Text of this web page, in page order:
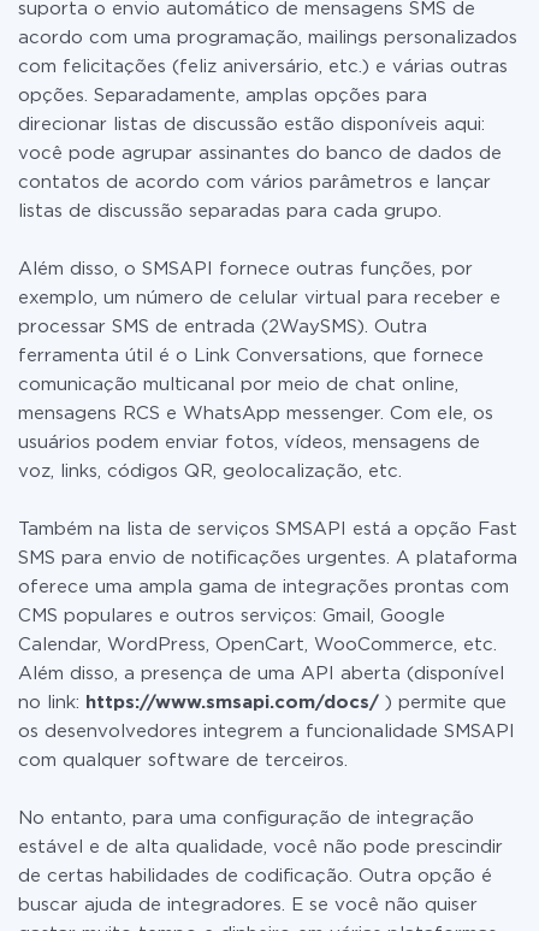
suporta o envio automático de mensagens SMS de
acordo com uma programação, mailings personalizados
com felicitações (feliz aniversário, etc.) e várias outras
opções. Separadamente, amplas opções para
direcionar listas de discussão estão disponíveis aqui:
você pode agrupar assinantes do banco de dados de
contatos de acordo com vários parâmetros e lançar
listas de discussão separadas para cada grupo.
Além disso, o SMSAPI fornece outras funções, por
exemplo, um número de celular virtual para receber e
processar SMS de entrada (2WaySMS). Outra
ferramenta útil é o Link Conversations, que fornece
comunicação multicanal por meio de chat online,
mensagens RCS e WhatsApp messenger. Com ele, os
usuários podem enviar fotos, vídeos, mensagens de
voz, links, códigos QR, geolocalização, etc.
Também na lista de serviços SMSAPI está a opção Fast
SMS para envio de notificações urgentes. A plataforma
oferece uma ampla gama de integrações prontas com
CMS populares e outros serviços: Gmail, Google
Calendar, WordPress, OpenCart, WooCommerce, etc.
Além disso, a presença de uma API aberta (disponível
no link:
https://www.smsapi.com/docs/ ) permite que
os desenvolvedores integrem a funcionalidade SMSAPI
com qualquer software de terceiros.
No entanto, para uma configuração de integração
estável e de alta qualidade, você não pode prescindir
de certas habilidades de codificação. Outra opção é
buscar ajuda de integradores. E se você não quiser